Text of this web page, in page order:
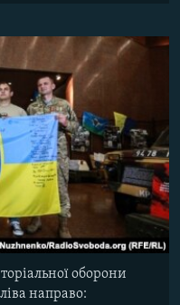
оборони
направо: